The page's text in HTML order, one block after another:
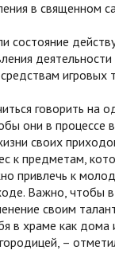
в священном
состояние
игровых
говорить на
они в процессе
своих
к предметам,
привлечь к
Важно, чтобы в
своим
в храме как
–